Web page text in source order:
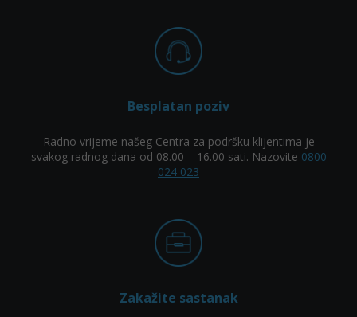
Besplatan poziv
Radno vrijeme našeg Centra za podršku klijentima je
svakog radnog dana od 08.00 – 16.00 sati. Nazovite 0800
024 023
Zakažite sastanak